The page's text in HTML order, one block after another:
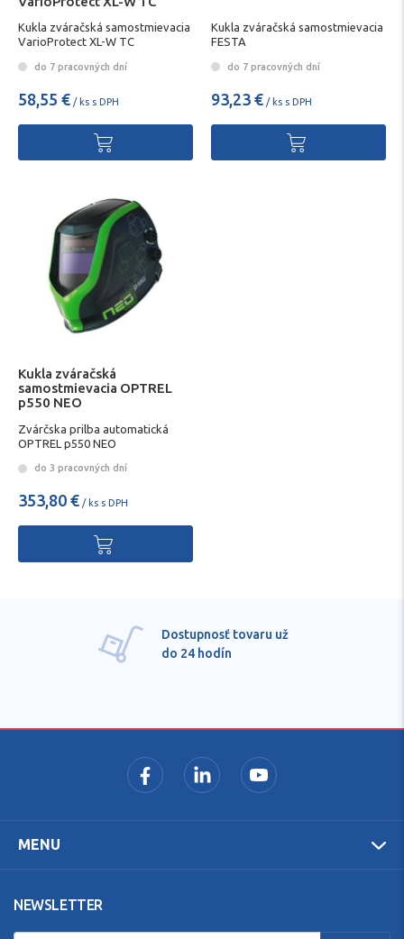
Kukla zváračská samostmievacia
VarioProtect XL-W TC
do 7 pracovných dní
58,55 € / ks s DPH
Kukla zváračská samostmievacia
FESTA
do 7 pracovných dní
93,23 € / ks s DPH
Kukla zváračská
samostmievacia OPTREL
p550 NEO
Zvárčska prilba automatická
OPTREL p550 NEO
do 3 pracovných dní
353,80 € / ks s DPH
Dostupnosť tovaru už
do 24 hodín
MENU
NEWSLETTER